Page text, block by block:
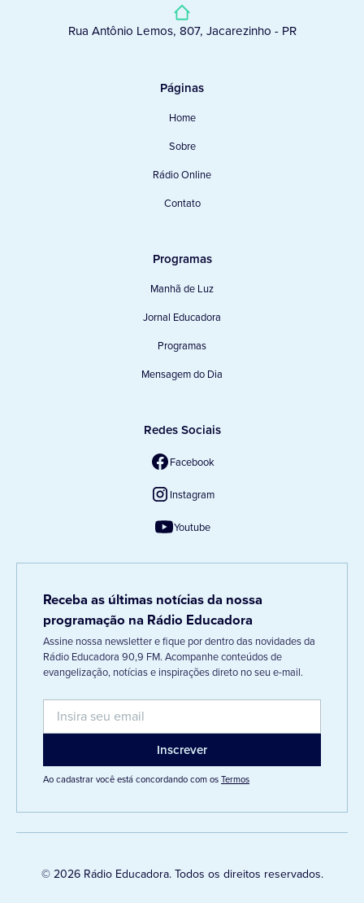
Rua Antônio Lemos, 807, Jacarezinho - PR
Páginas
Home
Sobre
Rádio Online
Contato
Programas
Manhã de Luz
Jornal Educadora
Programas
Mensagem do Dia
Redes Sociais
Facebook
Instagram
Youtube
Receba as últimas notícias da nossa
programação na Rádio Educadora
Assine nossa newsletter e fique por dentro das novidades da
Rádio Educadora 90,9 FM. Acompanhe conteúdos de
evangelização, notícias e inspirações direto no seu e-mail.
Ao cadastrar você está concordando com osTermos
© 2026 Rádio Educadora. Todos os direitos reservados.